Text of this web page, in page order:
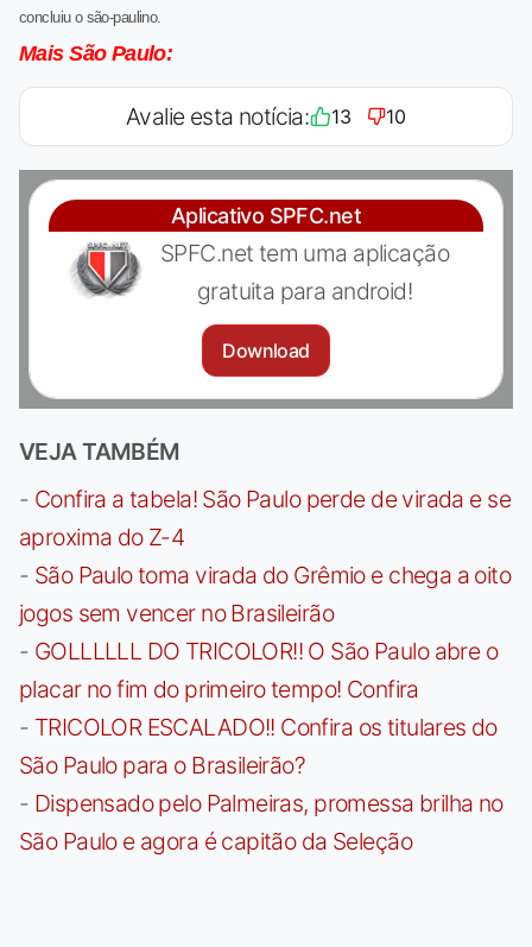
concluiu o são-paulino.
Mais São Paulo:
Avalie esta notícia: 13 10
Aplicativo SPFC.net
SPFC.net tem uma aplicação
gratuita para android!
Download
VEJA TAMBÉM
- Confira a tabela! São Paulo perde de virada e se
aproxima do Z-4
- São Paulo toma virada do Grêmio e chega a oito
jogos sem vencer no Brasileirão
- GOLLLLLL DO TRICOLOR!! O São Paulo abre o
placar no fim do primeiro tempo! Confira
- TRICOLOR ESCALADO!! Confira os titulares do
São Paulo para o Brasileirão?
- Dispensado pelo Palmeiras, promessa brilha no
São Paulo e agora é capitão da Seleção